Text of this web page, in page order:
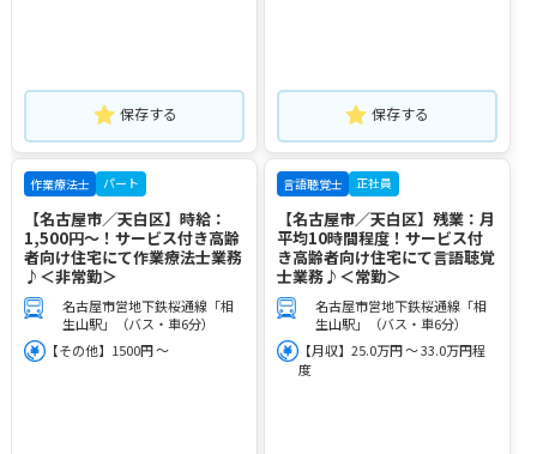
保存する 保存する
作業療法士 パート
【名古屋市／天白区】時給：
1,500円～！サービス付き高齢
者向け住宅にて作業療法士業務
♪＜非常勤＞
名古屋市営地下鉄桜通線「相
生山駅」（バス・車6分）
【その他】1500円 ～
言語聴覚士 正社員
【名古屋市／天白区】残業：月
平均10時間程度！サービス付
き高齢者向け住宅にて言語聴覚
士業務♪＜常勤＞
名古屋市営地下鉄桜通線「相
生山駅」（バス・車6分）
【月収】25.0万円 ～ 33.0万円程
度